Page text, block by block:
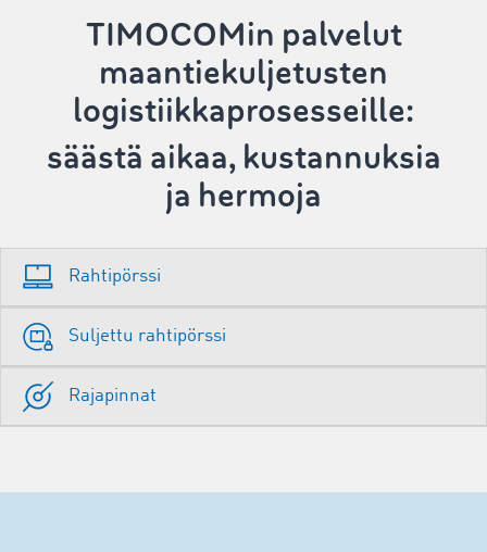
TIMOCOMin palvelut
maantiekuljetusten
logistiikkaprosesseille:
säästä aikaa, kustannuksia
ja hermoja
Rahtipörssi
Suljettu rahtipörssi
Rajapinnat